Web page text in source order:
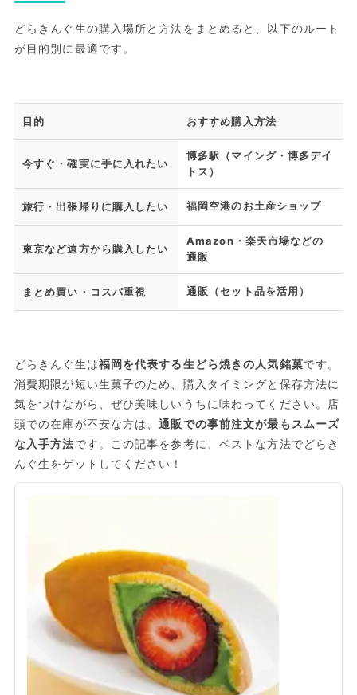
どらきんぐ生の購入場所と方法をまとめると、以下のルート
が目的別に最適です。
目的 おすすめ購入方法
今すぐ・確実に手に入れたい
博多駅（マイング・博多デイ
トス）
旅行・出張帰りに購入したい 福岡空港のお土産ショップ
東京など遠方から購入したい
Amazon・楽天市場などの
通販
まとめ買い・コスパ重視 通販（セット品を活用）
どらきんぐ生は福岡を代表する生どら焼きの人気銘菓です。
消費期限が短い生菓子のため、購入タイミングと保存方法に
気をつけながら、ぜひ美味しいうちに味わってください。店
頭での在庫が不安な方は、通販での事前注文が最もスムーズ
な入手方法です。この記事を参考に、ベストな方法でどらき
んぐ生をゲットしてください！